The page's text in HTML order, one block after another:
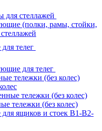
для стеллажей
(полки, рамы, стойки,
телег
для телег
тележки (без колес)
тележки (без колес)
тележки (без колес)
ящиков и стоек В1-В2-